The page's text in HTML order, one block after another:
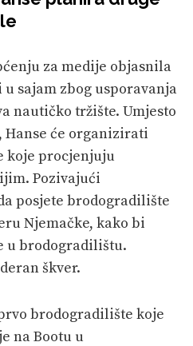
za medije objasnila
sajam zbog usporavanja
nautičko tržište. Umjesto
Hanse će organizirati
procjenjuju
Pozivajući
posjete brodogradilište
Njemačke, kako bi
u brodogradilištu.
škver.
brodogradilište koje
na Bootu u